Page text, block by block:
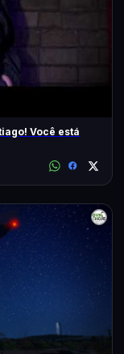
Você está